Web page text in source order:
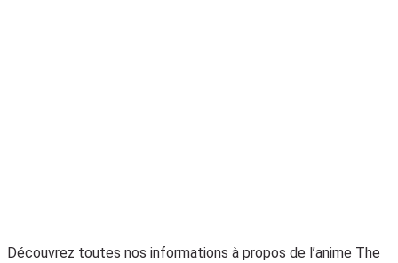
Découvrez toutes nos informations à propos de l’anime The